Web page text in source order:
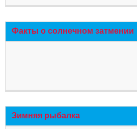
Факты о солнечном затмении
Зимняя рыбалка